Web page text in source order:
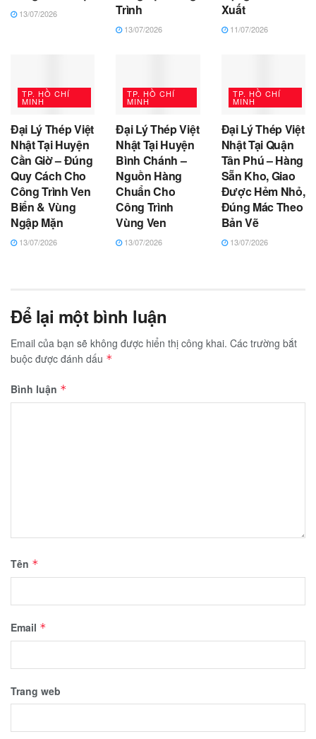
13/07/2026
Trình
13/07/2026
Xuất
11/07/2026
TP. HỒ CHÍ
MINH
Đại Lý Thép Việt
Nhật Tại Huyện
Cần Giờ – Đúng
Quy Cách Cho
Công Trình Ven
Biển & Vùng
Ngập Mặn
13/07/2026
TP. HỒ CHÍ
MINH
Đại Lý Thép Việt
Nhật Tại Huyện
Bình Chánh –
Nguồn Hàng
Chuẩn Cho
Công Trình
Vùng Ven
13/07/2026
TP. HỒ CHÍ
MINH
Đại Lý Thép Việt
Nhật Tại Quận
Tân Phú – Hàng
Sẵn Kho, Giao
Được Hẻm Nhỏ,
Đúng Mác Theo
Bản Vẽ
13/07/2026
Để lại một bình luận
Email của bạn sẽ không được hiển thị công khai. Các trường bắt
buộc được đánh dấu *
Bình luận *
Tên *
Email *
Trang web